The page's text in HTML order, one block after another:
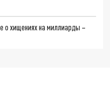
о хищениях на миллиарды –